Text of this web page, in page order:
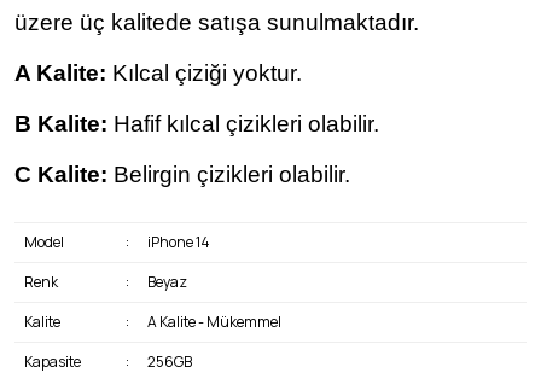
üzere üç kalitede satışa sunulmaktadır.
A Kalite: Kılcal çiziği yoktur.
B Kalite: Hafif kılcal çizikleri olabilir.
C Kalite: Belirgin çizikleri olabilir.
Model :
iPhone 14
Renk
:
Beyaz
Kalite
:
A Kalite - Mükemmel
Kapasite
: 256GB